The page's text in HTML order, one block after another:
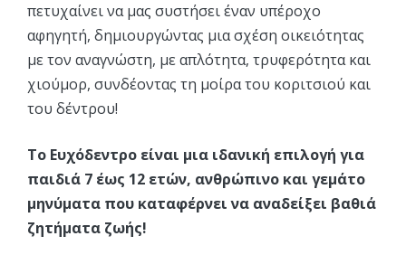
πετυχαίνει να μας συστήσει έναν υπέροχο
αφηγητή, δημιουργώντας μια σχέση οικειότητας
με τον αναγνώστη, με απλότητα, τρυφερότητα και
χιούμορ, συνδέοντας τη μοίρα του κοριτσιού και
του δέντρου!
Το Ευχόδεντρο είναι μια ιδανική επιλογή για
παιδιά 7 έως 12 ετών, ανθρώπινο και γεμάτο
μηνύματα που καταφέρνει να αναδείξει βαθιά
ζητήματα ζωής!